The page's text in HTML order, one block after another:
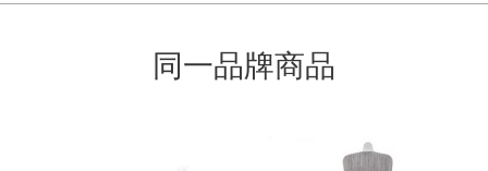
同一品牌商品